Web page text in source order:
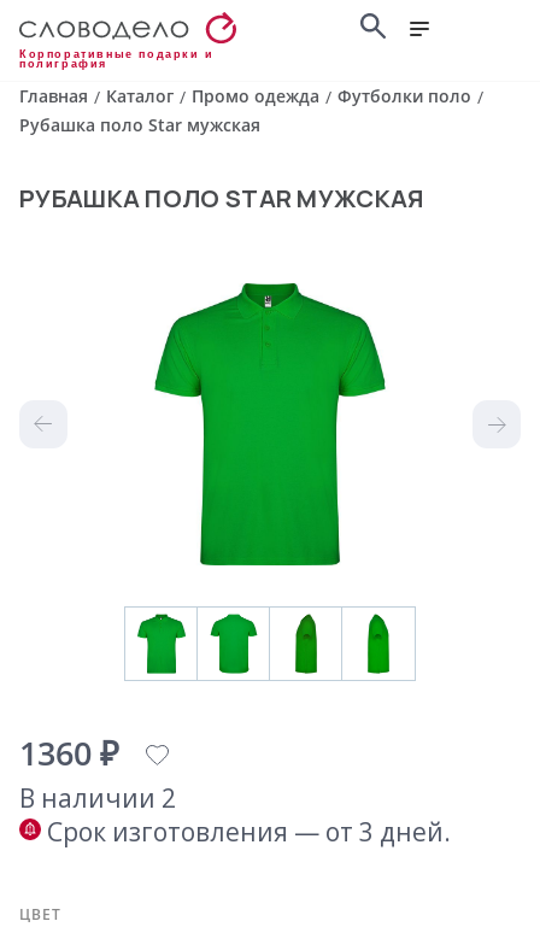
Корпоративные подарки и
полиграфия
Главная / Каталог / Промо одежда / Футболки поло /
Рубашка поло Star мужская
РУБАШКА ПОЛО STAR МУЖСКАЯ
1360 ₽
В наличии 2
Срок изготовления — от 3 дней.
ЦВЕТ